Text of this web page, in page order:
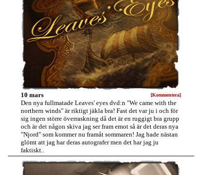
10 mars [Kommentera]
Den nya fullmatade Leaves' eyes dvd:n "We came with the
northern winds" är riktigt jäkla bra! Fast det var ju i och för
sig ingen större överraskning då det är en ruggigt bra grupp
och är det någon skiva jag ser fram emot så är det deras nya
"Njord" som kommer nu framåt sommaren! Jag hade nästan
glömt att jag har deras autografer men det har jag ju
faktiskt..